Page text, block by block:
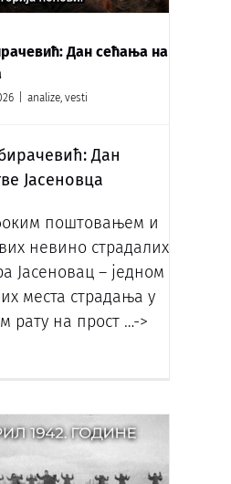
Дан сећања на
analize, vesti
Дан
Јасеновца
поштовањем и
невино страдалих
Јасеновац – једном
места страдања у
рату на прост …->